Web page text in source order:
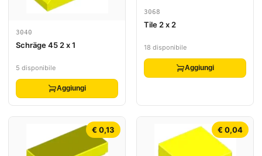
3040
Schräge 45 2 x 1
5 disponibile
Aggiungi
3068
Tile 2 x 2
18 disponibile
Aggiungi
€ 0,13 € 0,04